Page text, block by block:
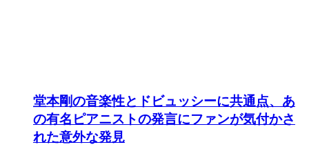
堂本剛の音楽性とドビュッシーに共通点、あ
の有名ピアニストの発言にファンが気付かさ
れた意外な発見